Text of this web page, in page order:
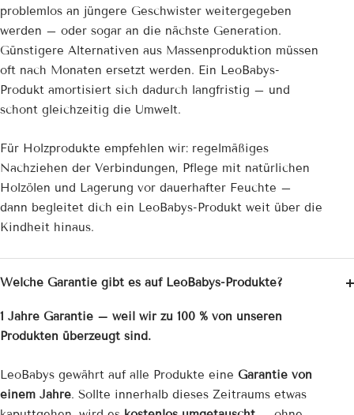
problemlos an jüngere Geschwister weitergegeben
werden – oder sogar an die nächste Generation.
Günstigere Alternativen aus Massenproduktion müssen
oft nach Monaten ersetzt werden. Ein LeoBabys-
Produkt amortisiert sich dadurch langfristig – und
schont gleichzeitig die Umwelt.
Für Holzprodukte empfehlen wir: regelmäßiges
Nachziehen der Verbindungen, Pflege mit natürlichen
Holzölen und Lagerung vor dauerhafter Feuchte –
dann begleitet dich ein LeoBabys-Produkt weit über die
Kindheit hinaus.
Welche Garantie gibt es auf LeoBabys-Produkte?
1 Jahre Garantie – weil wir zu 100 % von unseren
Produkten überzeugt sind.
LeoBabys gewährt auf alle Produkte eine Garantie von
einem Jahre. Sollte innerhalb dieses Zeitraums etwas